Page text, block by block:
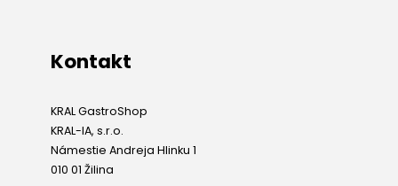
Kontakt
KRAL GastroShop
KRAL-IA, s.r.o.
Námestie Andreja Hlinku 1
010 01 Žilina